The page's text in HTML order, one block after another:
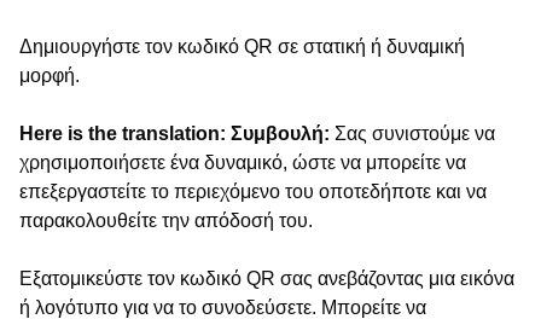
Δημιουργήστε τον κωδικό QR σε στατική ή δυναμική
μορφή.
Here is the translation: Συμβουλή: Σας συνιστούμε να
χρησιμοποιήσετε ένα δυναμικό, ώστε να μπορείτε να
επεξεργαστείτε το περιεχόμενο του οποτεδήποτε και να
παρακολουθείτε την απόδοσή του.
Εξατομικεύστε τον κωδικό QR σας ανεβάζοντας μια εικόνα
ή λογότυπο για να το συνοδεύσετε. Μπορείτε να